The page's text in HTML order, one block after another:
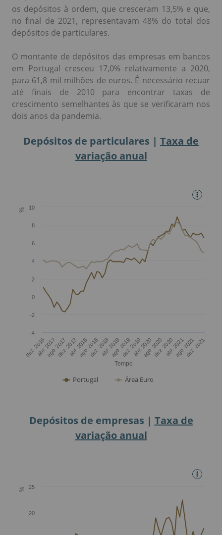
os depósitos à ordem, que cresceram 13,5% e que,
no final de 2021, representavam 48% do total dos
depósitos de particulares.
O montante de depósitos das empresas em bancos
em Portugal cresceu 17,0% relativamente a 2020,
para 61,8 mil milhões de euros. É necessário recuar
até finais de 2010 para encontrar taxas de
crescimento semelhantes às que se verificaram nos
dois anos da pandemia.
Depósitos de particulares | Taxa de
variação anual
Depósitos de empresas |Taxa de
variação anual